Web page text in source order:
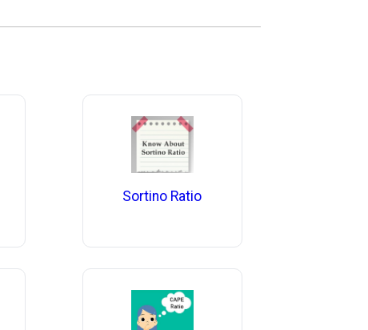
Sortino Ratio